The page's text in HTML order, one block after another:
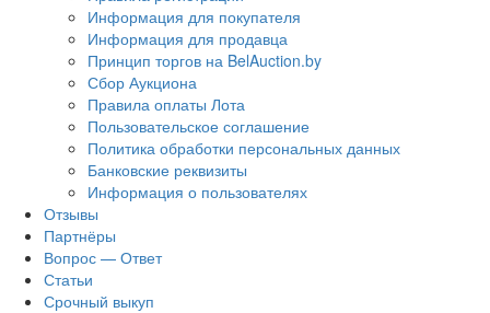
Информация для покупателя
Информация для продавца
Принцип торгов на BelAuction.by
Сбор Аукциона
Правила оплаты Лота
Пользовательское соглашение
Политика обработки персональных данных
Банковские реквизиты
Информация о пользователях
Отзывы
Партнёры
Вопрос — Ответ
Статьи
Срочный выкуп